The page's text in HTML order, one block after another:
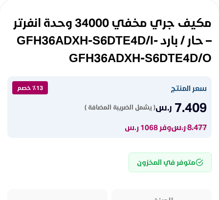
مكيف جري مخفي 34000 وحدة انفرتر
– حار / بارد GFH36ADXH-S6DTE4D/I-
GFH36ADXH-S6DTE4D/O
سعر المنتج ٪13 خصم
7.409 ر.س( يشمل الضريبة المضافة )
8.477ر.سوفر 1068 ر.س
متوفر في المخزون